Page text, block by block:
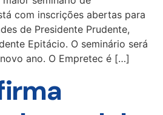
com inscrições abertas para
de Presidente Prudente,
Epitácio. O seminário será
ano. O Empretec é […]